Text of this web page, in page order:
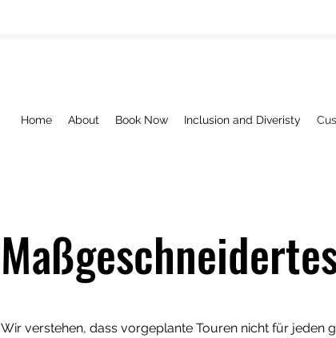
Home About Book Now Inclusion and Diveristy
Wir verstehen, dass vorgeplante Touren nicht für jeden